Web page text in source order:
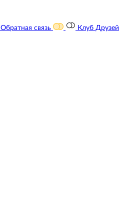
Обратная связь Клуб Друзей